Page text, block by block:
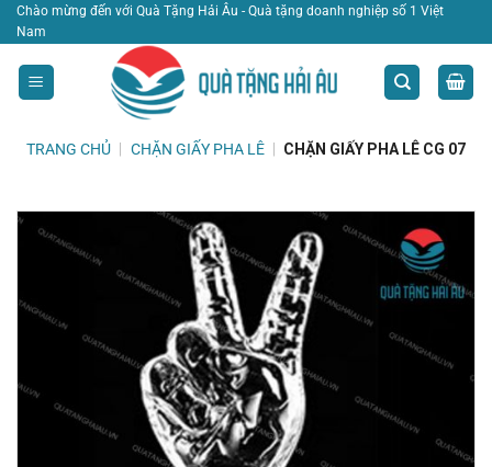
Bỏ
qua
nội
dung
Chào mừng đến với Quà Tặng Hải Âu - Quà tặng doanh nghiệp số 1 Việt
Nam
TRANG CHỦ CHẶN GIẤY PHA LÊ CHẶN GIẤY PHA LÊ CG 07